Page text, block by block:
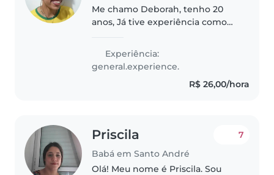
Me chamo Deborah, tenho 20
anos, Já tive experiência como
sempre cuidando com muito
carinho e propondo atividades
para expandir a autonomia e
Experiência:
general.experience.
R$ 26,00/hora
Priscila
Babá em Santo André
7
Olá! Meu nome é Priscila. Sou